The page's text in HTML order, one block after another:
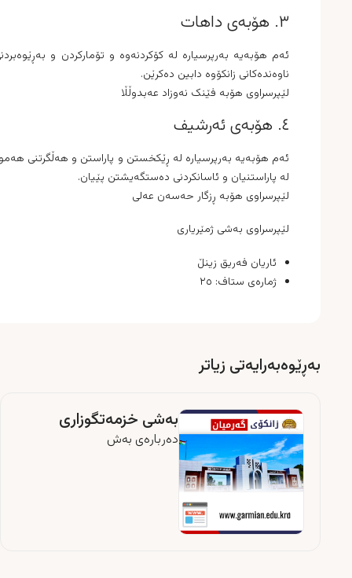
٣. هۆبەی داهات
ئەم هۆبەیە بەرپرسیارە لە کۆکردنەوە و تۆمارکردن و
ناوەندەکانی زانکۆوە دابین دەکرێن.
لێپرسراوی هۆبە فێنک نەوزاد عەبدوڵڵا
٤. هۆبەی ئەرشیف
ئەم هۆبەیە بەرپرسیارە لە ڕێکخستن و پاراستن و هەڵگرتنی
لە پاراستنیان و ئاسانکردنی دەستگەیشتن پێیان.
لێپرسراوی هۆبە ڕزگار حەسەن عەلی
لێپرسراوی بەشی ژمێریاری
ئاریان فەریق زینڵ
ژمارەی ستاف:
بەڕێوەبەرایەتی زیاتر
بەشی خزمەتگوزارى
دەربارەى بەش